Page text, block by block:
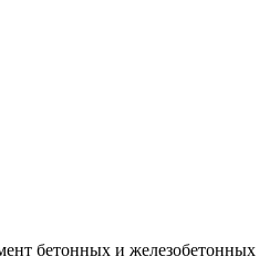
бетонных и